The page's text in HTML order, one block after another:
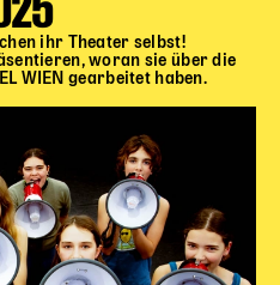
ihr Theater selbst!
woran sie über die
WIEN gearbeitet haben.